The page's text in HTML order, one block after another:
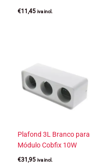
€11,45 iva incl.
Plafond 3L Branco para
Módulo Cobfix 10W
€31,95 iva incl.